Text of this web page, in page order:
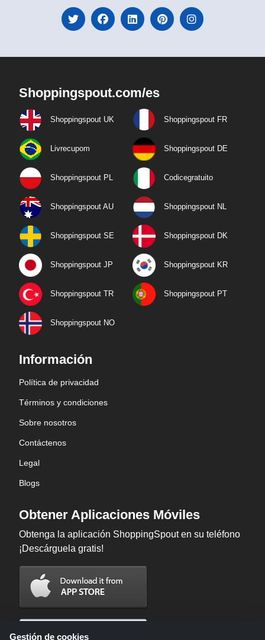
Shoppingspout.com/es
Shoppingspout UK Shoppingspout FR
Livrecupom Shoppingspout DE
Shoppingspout PL Codicegratuito
Shoppingspout AU Shoppingspout NL
Shoppingspout SE Shoppingspout DK
Shoppingspout JP Shoppingspout KR
Shoppingspout TR Shoppingspout PT
Shoppingspout NO
Información
Política de privacidad
Términos y condiciones
Sobre nosotros
Contáctenos
Legal
Blogs
Obtener Aplicaciones Móviles
Obtenga la aplicación ShoppingSpout en su teléfono
¡Descárguela gratis!
Gestión de cookies